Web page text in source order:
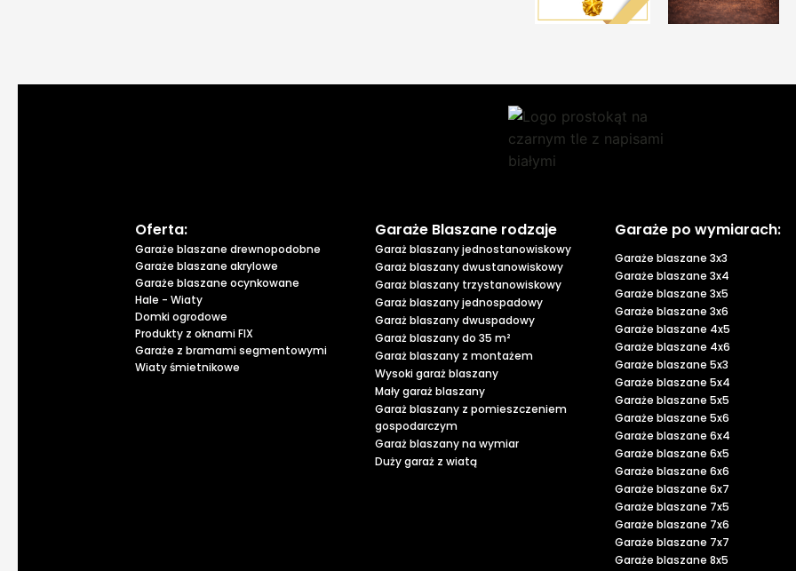
Oferta:
Garaże blaszane drewnopodobne
Garaże blaszane akrylowe
Garaże blaszane ocynkowane
Hale - Wiaty
Domki ogrodowe
Produkty z oknami FIX
Garaże z bramami segmentowymi
Wiaty śmietnikowe
Garaże Blaszane rodzaje
Garaż blaszany jednostanowiskowy
Garaż blaszany dwustanowiskowy
Garaż blaszany trzystanowiskowy
Garaż blaszany jednospadowy
Garaż blaszany dwuspadowy
Garaż blaszany do 35 m²
Garaż blaszany z montażem
Wysoki garaż blaszany
Mały garaż blaszany
Garaż blaszany z pomieszczeniem
gospodarczym
Garaż blaszany na wymiar
Duży garaż z wiatą
Garaże po wymiarach:
Garaże blaszane 3x3
Garaże blaszane 3x4
Garaże blaszane 3x5
Garaże blaszane 3x6
Garaże blaszane 4x5
Garaże blaszane 4x6
Garaże blaszane 5x3
Garaże blaszane 5x4
Garaże blaszane 5x5
Garaże blaszane 5x6
Garaże blaszane 6x4
Garaże blaszane 6x5
Garaże blaszane 6x6
Garaże blaszane 6x7
Garaże blaszane 7x5
Garaże blaszane 7x6
Garaże blaszane 7x7
Garaże blaszane 8x5